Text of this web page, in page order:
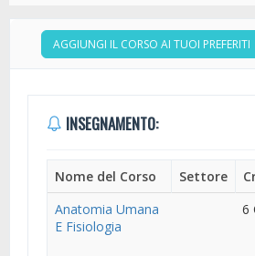
AGGIUNGI IL CORSO AI TUOI PREFERITI
INSEGNAMENTO:
Nome del Corso Settore
Anatomia Umana
E Fisiologia
6